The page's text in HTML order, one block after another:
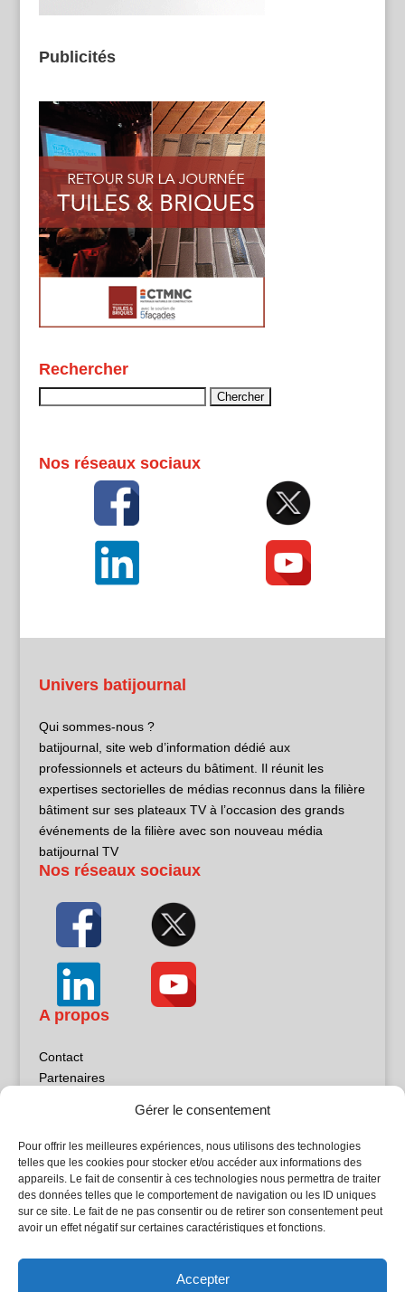
Gérer le consentement
Pour offrir les meilleures expériences, nous utilisons des technologies
telles que les cookies pour stocker et/ou accéder aux informations des
appareils. Le fait de consentir à ces technologies nous permettra de traiter
des données telles que le comportement de navigation ou les ID uniques
sur ce site. Le fait de ne pas consentir ou de retirer son consentement peut
avoir un effet négatif sur certaines caractéristiques et fonctions.
Accepter
Publicités
Rechercher
Nos réseaux sociaux
Univers batijournal
Qui sommes-nous ?
batijournal, site web d’information dédié aux
professionnels et acteurs du bâtiment. Il réunit les
expertises sectorielles de médias reconnus dans la filière
bâtiment sur ses plateaux TV à l’occasion des grands
événements de la filière avec son nouveau média
batijournal TV
Nos réseaux sociaux
A propos
Contact
Partenaires
Politique de confidentialité
Sites partenaires
5Façades
Atrium Patrimoine
L'Atelier Bois